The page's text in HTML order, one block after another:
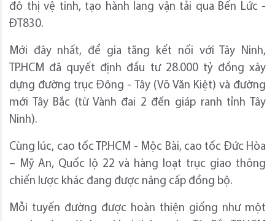
đô thị vệ tinh, tạo hành lang vận tải qua Bến Lức -
ĐT830.
Mới đây nhất, để gia tăng kết nối với Tây Ninh,
TP.HCM đã quyết định đầu tư 28.000 tỷ đồng xây
dựng đường trục Đông - Tây (Võ Văn Kiệt) và đường
mới Tây Bắc (từ Vành đai 2 đến giáp ranh tỉnh Tây
Ninh).
Cùng lúc, cao tốc TP.HCM - Mộc Bài, cao tốc Đức Hòa
– Mỹ An, Quốc lộ 22 và hàng loạt trục giao thông
chiến lược khác đang được nâng cấp đồng bộ.
Mỗi tuyến đường được hoàn thiện giống như một